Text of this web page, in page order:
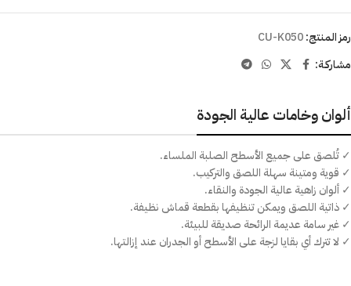
رمز المنتج:CU-K050
مشاركـة:
ألوان وخامات عالية الجودة
✓ تُلصق على جميع الأسطح الصلبة الملساء.
✓ قوية ومتينة سهلة اللصق والتركيب.
✓ ألوان زاهية عالية الجودة والنقاء.
✓ ذاتية اللصق ويمكن تنظيفها بقطعة قماش نظيفة.
✓ غير سامة عديمة الرائحة صديقة للبيئة.
✓ لا تترك أي بقايا لزجة على الأسطح أو الجدران عند إزالتها.